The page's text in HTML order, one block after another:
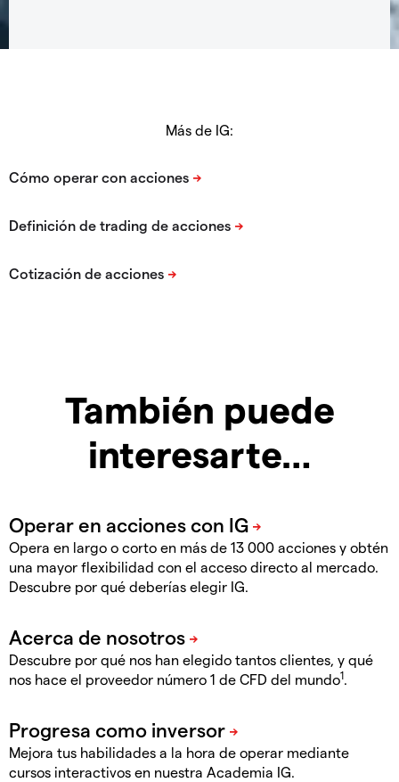
Más de IG:
También puede
interesarte…
Opera en largo o corto en más de 13 000 acciones y obtén
una mayor flexibilidad con el acceso directo al mercado.
Descubre por qué deberías elegir IG.
Descubre por qué nos han elegido tantos clientes, y qué
nos hace el proveedor número 1 de CFD del mundo1.
Mejora tus habilidades a la hora de operar mediante
cursos interactivos en nuestra Academia IG.